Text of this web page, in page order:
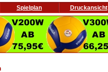
Spielplan Druckansicht